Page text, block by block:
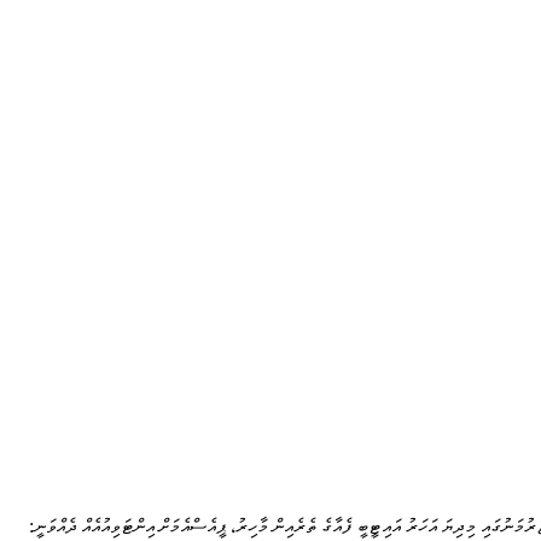
މިދިޔަ އަހަރު އައިޓީބީ ފެއާގެ ތެރެއިން މާހިރު، ޕީއެސްއެމަށް އިންޓަވިއުއެއް ދެއްވަނީ: